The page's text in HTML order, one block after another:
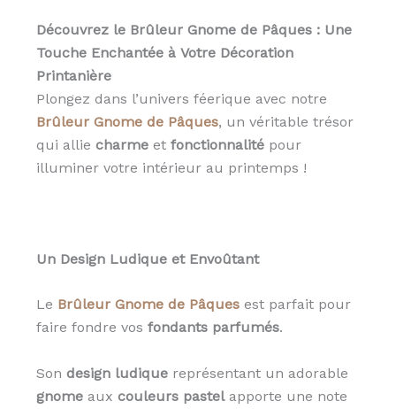
Découvrez le Brûleur Gnome de Pâques : Une
Touche Enchantée à Votre Décoration
Printanière
Plongez dans l’univers féerique avec notre
Brûleur Gnome de Pâques, un véritable trésor
qui allie charmeet fonctionnalitépour
illuminer votre intérieur au printemps !
Un Design Ludique et Envoûtant
Le Brûleur Gnome de Pâquesest parfait pour
faire fondre vos fondants parfumés.
Son design ludiquereprésentant un adorable
gnomeaux couleurs pastelapporte une note